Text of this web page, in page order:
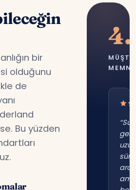
bir
olduğunu
de
Bu yüzden
uzun
süre